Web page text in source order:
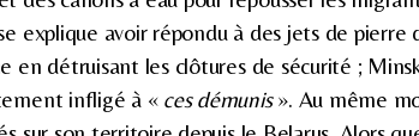
explique avoir répondu à des jets de pierre
en détruisant les clôtures de sécurité ;
infligé à « ces démunis». Au même